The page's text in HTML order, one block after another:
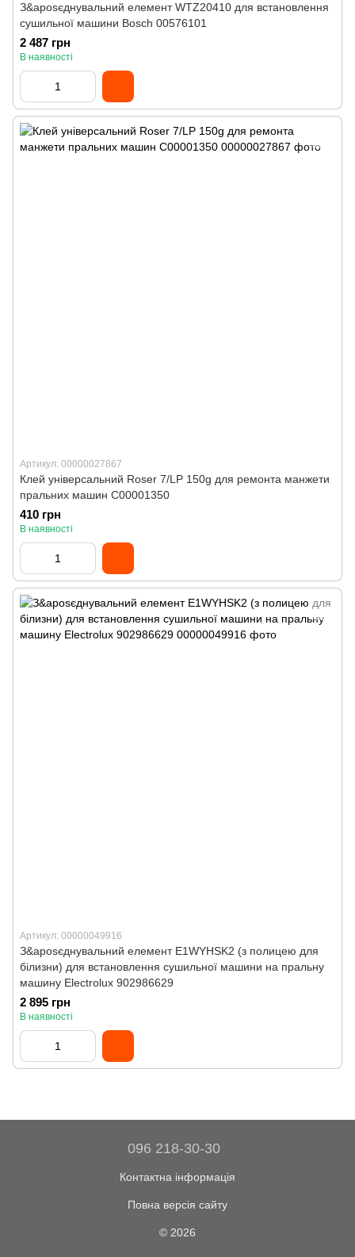
З&aposєднувальний елемент WTZ20410 для встановлення
сушильної машини Bosch 00576101
2 487 грн
В наявності
Артикул: 00000027867
Клей універсальний Roser 7/LP 150g для ремонта манжети
пральних машин C00001350
410 грн
В наявності
Артикул: 00000049916
З&aposєднувальний елемент E1WYHSK2 (з полицею для
білизни) для встановлення сушильної машини на пральну
машину Electrolux 902986629
2 895 грн
В наявності
096 218-30-30
Контактна інформація
Повна версія сайту
© 2026